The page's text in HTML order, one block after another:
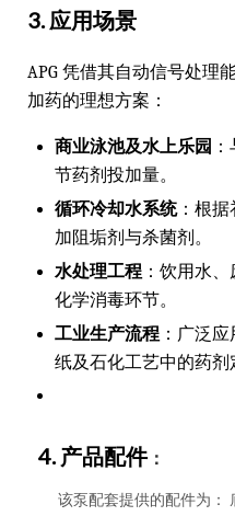
3. 应用场景
APG 凭借其自动信号处理
加药的理想方案：
商业泳池及水上乐园
节药剂投加量。
循环冷却水系统：根据
加阻垢剂与杀菌剂。
水处理工程 ：饮用水
化学消毒环节。
工业生产流程 ：广泛
纸及石化工艺中的药剂
4. 产品配件：
该泵配套提供的配件为：